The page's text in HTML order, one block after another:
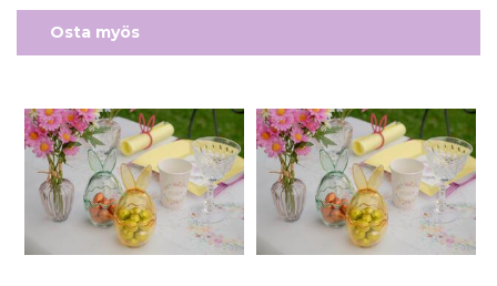
Osta myös